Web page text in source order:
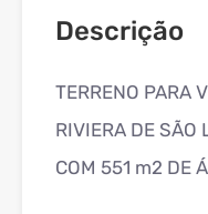
Descrição
TERRENO PARA
RIVIERA DE SÃO
COM 551 m2 DE